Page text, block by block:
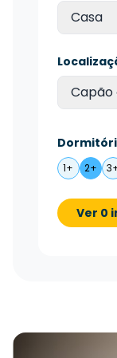
Casa
Capão
1+ 2+
Ver 0